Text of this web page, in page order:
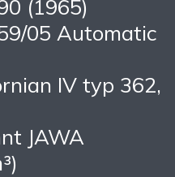
(1965)
05 Automatic
IV typ 362,
JAWA